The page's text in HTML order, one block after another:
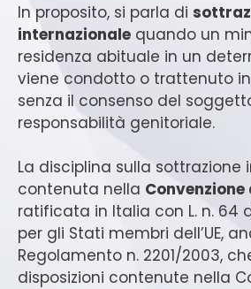
In proposito, si parla di
internazionale quando un
residenza abituale in un
viene condotto o trattenuto
senza il consenso del
responsabilità genitoriale.
La disciplina sulla sottrazione
contenuta nella Convenzione
ratificata in Italia con L. n. 64
per gli Stati membri dell’UE,
Regolamento n. 2201/2003,
disposizioni contenute nella